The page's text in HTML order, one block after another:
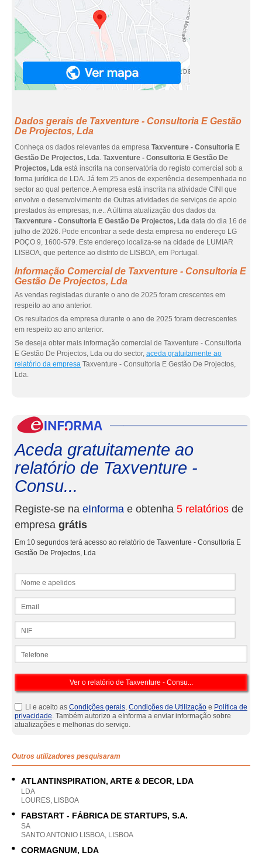
Dados gerais de Taxventure - Consultoria E Gestão
De Projectos, Lda
Conheça os dados relevantes da empresa Taxventure - Consultoria E
Gestão De Projectos, Lda. Taxventure - Consultoria E Gestão De
Projectos, Lda está inscrita na conservatória do registo comercial sob a
forma jurídica de LDA. Já tem 25 anos de experiência desempenhada no
sector ao qual pertence. A empresa está inscrita na atividade CINI que
envolve o desenvolvimento de Outras atividades de serviços de apoio
prestados às empresas, n.e.. A última atualização dos dados da
Taxventure - Consultoria E Gestão De Projectos, Lda data do dia 16 de
julho de 2026. Pode encontrar a sede desta empresa no endereço LG
POÇO 9, 1600-579. Este endereço localiza-se na cidade de LUMIAR
LISBOA, que pertence ao distrito de LISBOA, em Portugal.
Informação Comercial de Taxventure - Consultoria E
Gestão De Projectos, Lda
As vendas registadas durante o ano de 2025 foram crescentes em
respeito ao ano anterior.
Os resultados da empresa durante o ano de 2025 foram decrescentes
em respeito ao ano anterior.
Se deseja obter mais informação comercial de Taxventure - Consultoria
E Gestão De Projectos, Lda ou do sector, aceda gratuitamente ao
relatório da empresa Taxventure - Consultoria E Gestão De Projectos,
Lda.
Aceda gratuitamente ao
relatório de Taxventure -
Consu...
Registe-se na eInforma e obtenha 5 relatórios de
empresa grátis
Em 10 segundos terá acesso ao relatório de Taxventure - Consultoria E
Gestão De Projectos, Lda
Li e aceito as Condições gerais, Condições de Utilização e Política de
privacidade. Também autorizo a eInforma a enviar informação sobre
atualizações e melhorias do serviço.
Outros utilizadores pesquisaram
ATLANTINSPIRATION, ARTE & DECOR, LDA
LDA
LOURES, LISBOA
FABSTART - FÁBRICA DE STARTUPS, S.A.
SA
SANTO ANTONIO LISBOA, LISBOA
CORMAGNUM, LDA